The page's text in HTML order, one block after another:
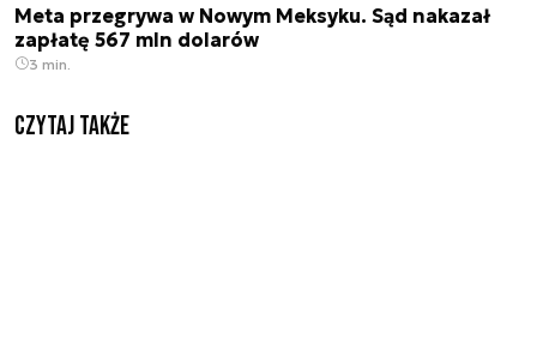
Meta przegrywa w Nowym Meksyku. Sąd nakazał
zapłatę 567 mln dolarów
3 min.
Czytaj także